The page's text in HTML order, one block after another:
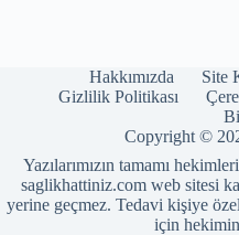
Hakkımızda
Site
Gizlilik Politikası
Copyright ©
Yazılarımızın tamamı
saglikhattiniz.com web sitesi
yerine geçmez. Tedavi kişiye
için